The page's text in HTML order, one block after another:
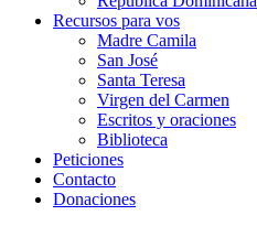
Recursos para vos
Madre Camila
San José
Santa Teresa
Virgen del Carmen
Escritos y oraciones
Biblioteca
Peticiones
Contacto
Donaciones